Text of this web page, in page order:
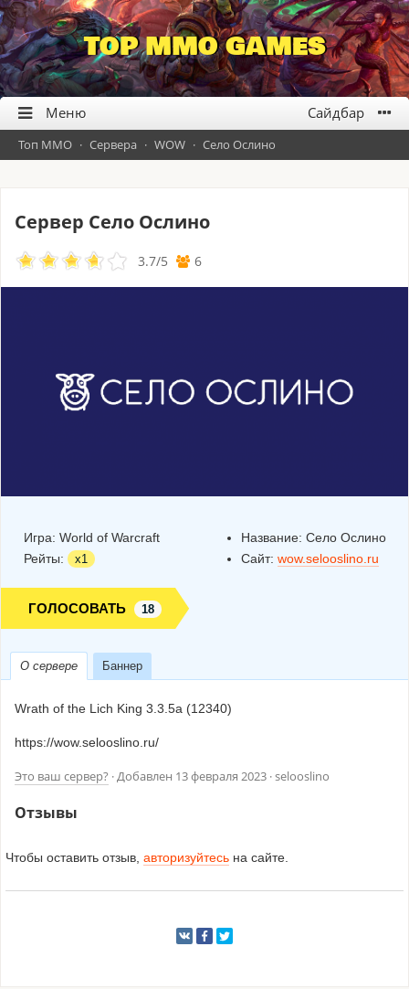
TOP MMO GAMES
Топ ММО · Сервера · WOW · Село Ослино
Сервер Село Ослино
3.7/5 6
Игра: World of Warcraft
Рейты:
x1
Название: Село Ослино
Сайт: wow.selooslino.ru
ГОЛОСОВАТЬ 18
О сервере Баннер
Wrath of the Lich King 3.3.5a (12340)
https://wow.selooslino.ru/
Это ваш сервер? · Добавлен 13 февраля 2023 · selooslino
Отзывы
Чтобы оставить отзыв, авторизуйтесь на сайте.